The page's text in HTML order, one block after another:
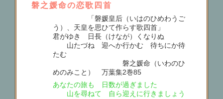
磐之媛命の恋歌四首
「磐媛皇后（いはのひめわうご
う）、天皇を思ひて作らす歌四首」
君がゆき 日長（けなが）くなりぬ
山たづね 迎へか行かむ 待ちにか待
たむ
磐之媛命（いわのひ
めのみこと） 万葉集2巻85
あなたの旅も 日数が過ぎました
山を尋ねて 自ら迎えに行きましょう